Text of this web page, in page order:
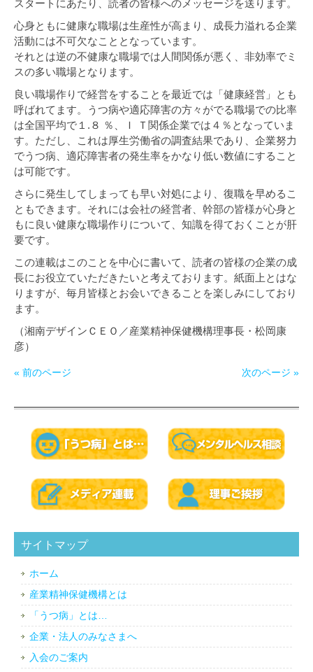
スタートにあたり、読者の皆様へのメッセージを送ります。
心身ともに健康な職場は生産性が高まり、成長力溢れる企業
活動には不可欠なこととなっています。
それとは逆の不健康な職場では人間関係が悪く、非効率でミ
スの多い職場となります。
良い職場作りで経営をすることを最近では「健康経営」とも
呼ばれてます。うつ病や適応障害の方々がでる職場での比率
は全国平均で１.８ ％、Ｉ Ｔ関係企業では４％となっていま
す。ただし、これは厚生労働省の調査結果であり、企業努力
でうつ病、適応障害者の発生率をかなり低い数値にすること
は可能です。
さらに発生してしまっても早い対処により、復職を早めるこ
ともできます。それには会社の経営者、幹部の皆様が心身と
もに良い健康な職場作りについて、知識を得ておくことが肝
要です。
この連載はこのことを中心に書いて、読者の皆様の企業の成
長にお役立ていただきたいと考えております。紙面上とはな
りますが、毎月皆様とお会いできることを楽しみにしており
ます。
（湘南デザインＣＥＯ／産業精神保健機構理事長・松岡康
彦）
« 前のページ 次のページ »
サイトマップ
ホーム
産業精神保健機構とは
「うつ病」とは…
企業・法人のみなさまへ
入会のご案内